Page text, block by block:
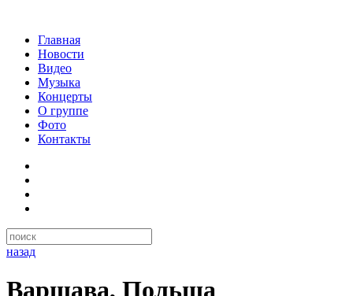
Главная
Новости
Видео
Музыка
Концерты
О группе
Фото
Контакты
назад
Варшава, Польша